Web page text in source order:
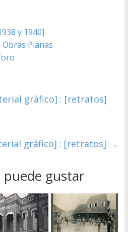
y 1940]
Obras Planas
gráfico] : [retratos]
gráfico] : [retratos] →
gustar